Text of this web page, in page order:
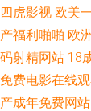
片 超碰人人看
福利影院2P 三
院成人 91黑丝
四虎影视 欧美
产福利啪啪 欧
码射精网站 18
免费电影在线
产成年免费网站